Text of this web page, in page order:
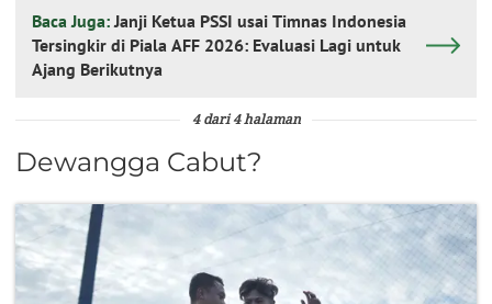
Baca Juga:Janji Ketua PSSI usai Timnas Indonesia
Tersingkir di Piala AFF 2026: Evaluasi Lagi untuk
Ajang Berikutnya
4 dari 4 halaman
Dewangga Cabut?